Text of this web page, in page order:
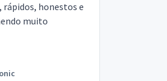
honestos e
muito